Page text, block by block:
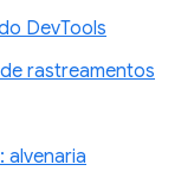
DevTools
rastreamentos
alvenaria